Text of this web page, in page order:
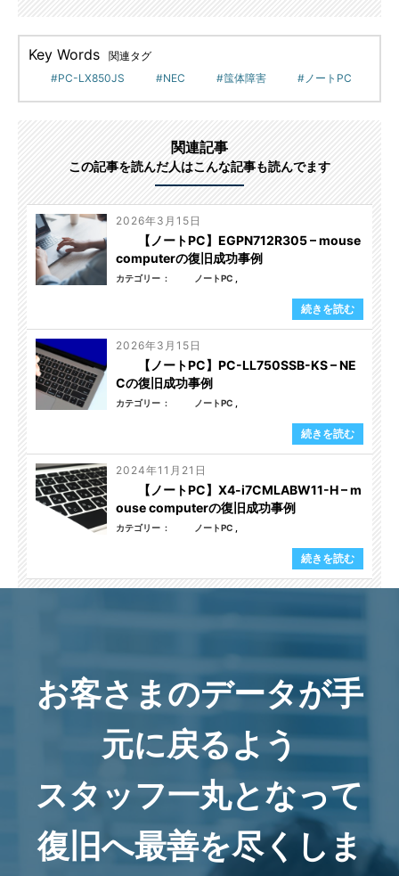
Key Words
関連タグ
PC-LX850JS
NEC 筺体障害 ノートPC
関連記事
この記事を読んだ人はこんな記事も読んでます
2026年3月15日
【ノートPC】EGPN712R305 – mouse
computerの復旧成功事例
カテゴリー ノートPC
続きを読む
2026年3月15日
【ノートPC】PC-LL750SSB-KS – NE
Cの復旧成功事例
カテゴリー ノートPC
続きを読む
2024年11月21日
【ノートPC】X4-i7CMLABW11-H – m
ouse computerの復旧成功事例
カテゴリー ノートPC
続きを読む
お客さまのデータが手
元に戻るよう
スタッフ一丸となって
復旧へ最善を尽くしま